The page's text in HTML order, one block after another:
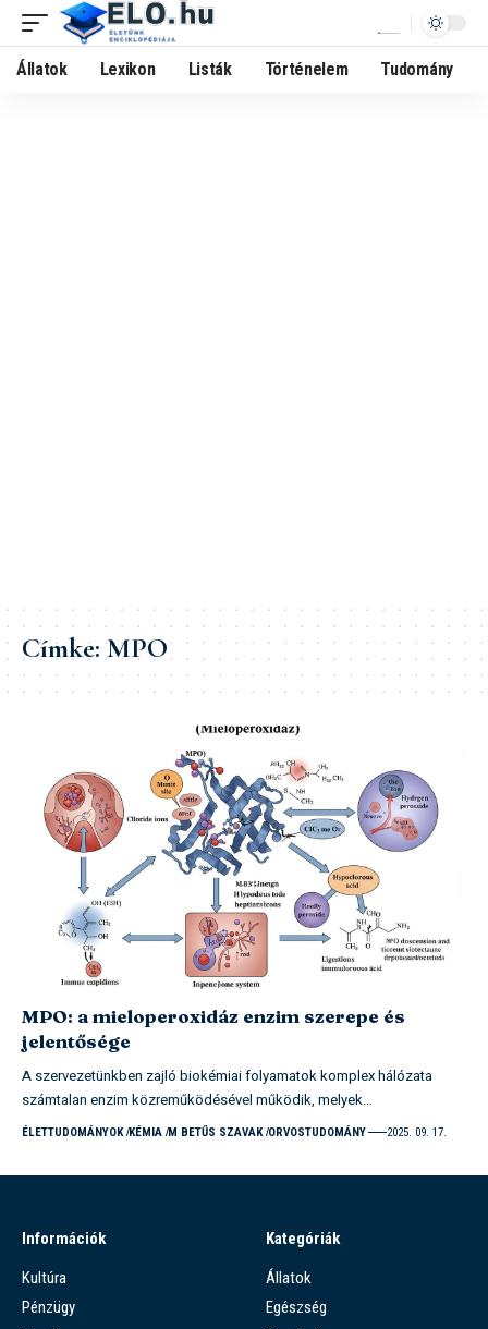
Állatok Lexikon Listák Történelem Tudomány
Címke:MPO
MPO: a mieloperoxidáz enzim szerepe és
jelentősége
A szervezetünkben zajló biokémiai folyamatok komplex hálózata
számtalan enzim közreműködésével működik, melyek…
ÉLETTUDOMÁNYOK KÉMIA M BETŰS SZAVAK ORVOSTUDOMÁNY 2025. 09. 17.
Információk
Kultúra
Pénzügy
Kategóriák
Állatok
Egészség